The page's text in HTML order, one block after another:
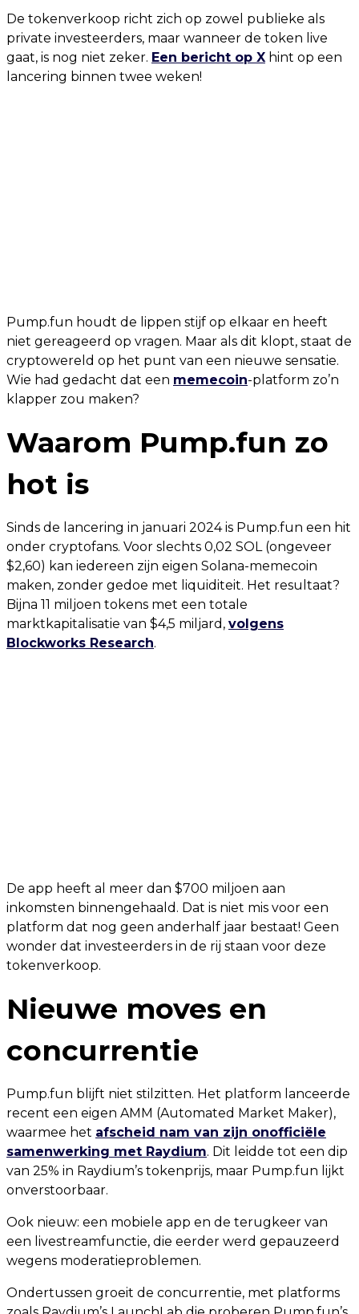
De tokenverkoop richt zich op zowel publieke als
private investeerders, maar wanneer de token live
gaat, is nog niet zeker. Een bericht op X hint op een
lancering binnen twee weken!
Pump.fun houdt de lippen stijf op elkaar en heeft
niet gereageerd op vragen. Maar als dit klopt, staat de
cryptowereld op het punt van een nieuwe sensatie.
Wie had gedacht dat een memecoin-platform zo’n
klapper zou maken?
Waarom Pump.fun zo
hot is
Sinds de lancering in januari 2024 is Pump.fun een hit
onder cryptofans. Voor slechts 0,02 SOL (ongeveer
$2,60) kan iedereen zijn eigen Solana-memecoin
maken, zonder gedoe met liquiditeit. Het resultaat?
Bijna 11 miljoen tokens met een totale
marktkapitalisatie van $4,5 miljard, volgens
Blockworks Research.
De app heeft al meer dan $700 miljoen aan
inkomsten binnengehaald. Dat is niet mis voor een
platform dat nog geen anderhalf jaar bestaat! Geen
wonder dat investeerders in de rij staan voor deze
tokenverkoop.
Nieuwe moves en
concurrentie
Pump.fun blijft niet stilzitten. Het platform lanceerde
recent een eigen AMM (Automated Market Maker),
waarmee het afscheid nam van zijn onofficiële
samenwerking met Raydium. Dit leidde tot een dip
van 25% in Raydium’s tokenprijs, maar Pump.fun lijkt
onverstoorbaar.
Ook nieuw: een mobiele app en de terugkeer van
een livestreamfunctie, die eerder werd gepauzeerd
wegens moderatieproblemen.
Ondertussen groeit de concurrentie, met platforms